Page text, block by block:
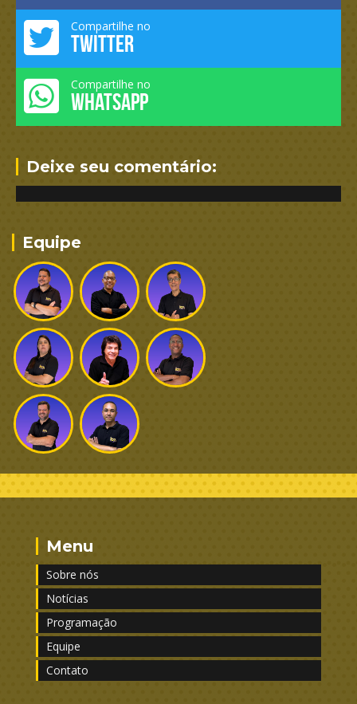
Compartilhe no
TWITTER
Compartilhe no
WHATSAPP
Deixe seu comentário:
Equipe
Menu
Sobre nós
Notícias
Programação
Equipe
Contato